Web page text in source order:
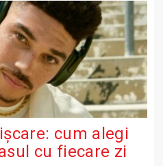
cum alegi
cu fiecare zi